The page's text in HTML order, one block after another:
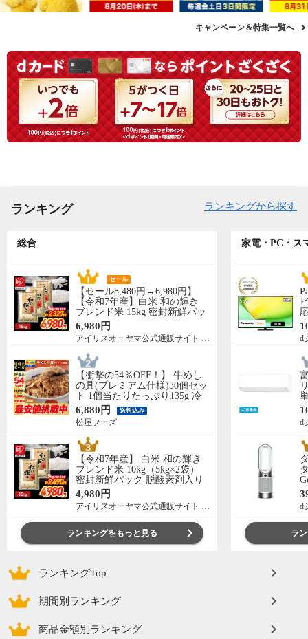
キャンペーン＆特集一覧へ
ランキング ランキングから探す
総合
セール
【セール8,480円→6,980円】
【令和7年産】白米 和の輝き
ブレンド米 15kg 密封新鮮パッ
ク 脱酸素剤入り 米 お米 低温
製法米 アイリスオーヤマ [食
品]
6,980円
アイリスオーヤマ公式通販サイト アイリスプラザ
【衝撃の54％OFF！】 牛めし
の具(プレミアム仕様)30個セッ
ト 1個当たりたっぷり135g 冷
凍食品 松屋牛丼 当店のイチオ
シ 非常食
6,880円 送料込み
松屋フーズ
【令和7年産】 白米 和の輝き
ブレンド米 10kg（5kg×2袋）
密封新鮮パック 脱酸素剤入り
米 お米 低温製法米 アイリスオ
ーヤマ [食品]
4,980円
アイリスオーヤマ公式通販サイト アイリスプラザ
ランキングをもっと見る
家電・PC・ス
d
d
d
ラ
ランキングTop
期間別ランキング
商品金額別ランキング